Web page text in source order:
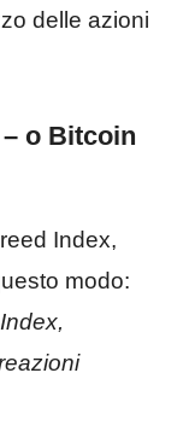
delle azioni
– o Bitcoin
Index,
modo: